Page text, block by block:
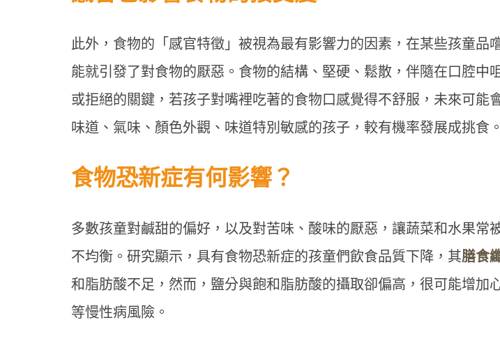
此外，食物的「感官特徵」被視為最有影響力的因素，在某些孩童品
能就引發了對食物的厭惡。食物的結構、堅硬、鬆散，伴隨在口腔中
或拒絕的關鍵，若孩子對嘴裡吃著的食物口感覺得不舒服，未來可能
味道、氣味、顏色外觀、味道特別敏感的孩子，較有機率發展成挑食。
食物恐新症有何影響？
多數孩童對鹹甜的偏好，以及對苦味、酸味的厭惡，讓蔬菜和水果常
不均衡。研究顯示，具有食物恐新症的孩童們飲食品質下降，其膳食
和脂肪酸不足，然而，鹽分與飽和脂肪酸的攝取卻偏高，很可能增加
等慢性病風險。